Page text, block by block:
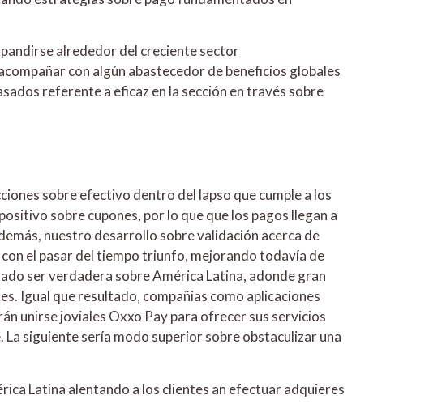
alrededor del creciente sector
con algún abastecedor de beneficios globales
​​referente a eficaz en la sección en través sobre
sobre efectivo dentro del lapso que cumple a los
sobre cupones, por lo que que los pagos llegan a
nuestro desarrollo sobre validación acerca de
el pasar del tiempo triunfo, mejorando todavía de
ser verdadera sobre América Latina, adonde gran
Igual que resultado, compañias como aplicaciones
unirse joviales Oxxo Pay para ofrecer sus servicios
siguiente sería modo superior sobre obstaculizar una
Latina alentando a los clientes an efectuar adquieres